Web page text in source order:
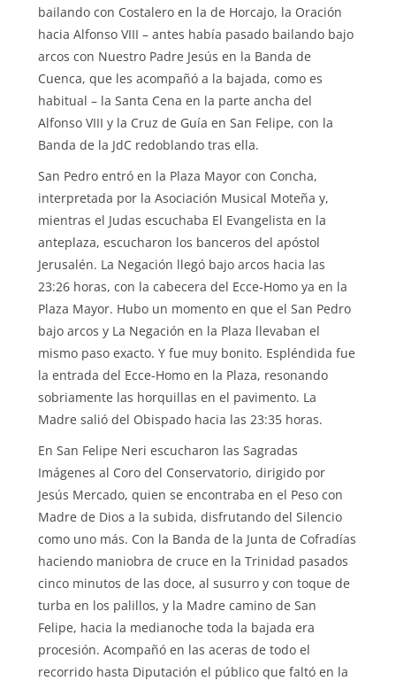
bailando con Costalero en la de Horcajo, la Oración
hacia Alfonso VIII – antes había pasado bailando bajo
arcos con Nuestro Padre Jesús en la Banda de
Cuenca, que les acompañó a la bajada, como es
habitual – la Santa Cena en la parte ancha del
Alfonso VIII y la Cruz de Guía en San Felipe, con la
Banda de la JdC redoblando tras ella.
San Pedro entró en la Plaza Mayor con Concha,
interpretada por la Asociación Musical Moteña y,
mientras el Judas escuchaba El Evangelista en la
anteplaza, escucharon los banceros del apóstol
Jerusalén. La Negación llegó bajo arcos hacia las
23:26 horas, con la cabecera del Ecce-Homo ya en la
Plaza Mayor. Hubo un momento en que el San Pedro
bajo arcos y La Negación en la Plaza llevaban el
mismo paso exacto. Y fue muy bonito. Espléndida fue
la entrada del Ecce-Homo en la Plaza, resonando
sobriamente las horquillas en el pavimento. La
Madre salió del Obispado hacia las 23:35 horas.
En San Felipe Neri escucharon las Sagradas
Imágenes al Coro del Conservatorio, dirigido por
Jesús Mercado, quien se encontraba en el Peso con
Madre de Dios a la subida, disfrutando del Silencio
como uno más. Con la Banda de la Junta de Cofradías
haciendo maniobra de cruce en la Trinidad pasados
cinco minutos de las doce, al susurro y con toque de
turba en los palillos, y la Madre camino de San
Felipe, hacia la medianoche toda la bajada era
procesión. Acompañó en las aceras de todo el
recorrido hasta Diputación el público que faltó en la